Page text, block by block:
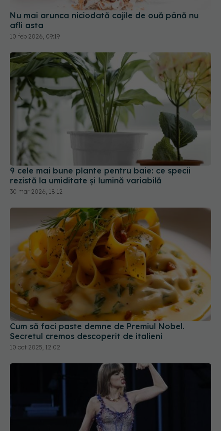
9 cele mai bune plante pentru baie: ce specii
rezistă la umiditate și lumină variabilă
30 mar 2026, 18:12
Cum să faci paste demne de Premiul Nobel.
Secretul cremos descoperit de italieni
10 oct 2025, 12:02